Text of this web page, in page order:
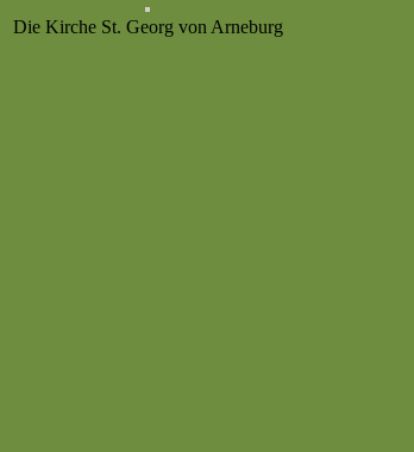
Die Kirche St. Georg von Arneburg